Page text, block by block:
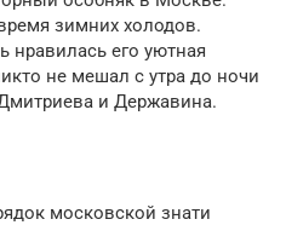
зимних холодов.
нравилась его уютная
не мешал с утра до ночи
и Державина.
московской знати